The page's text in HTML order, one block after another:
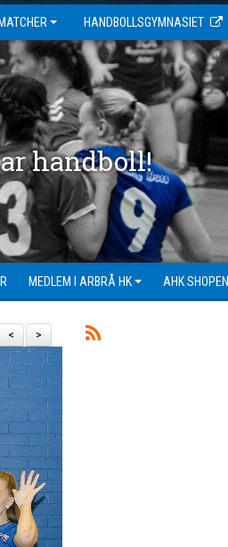
HANDBOLLSGYMNASIET
handboll!
MEDLEM I ARBRÅ HK AHK SHOPEN
>
<